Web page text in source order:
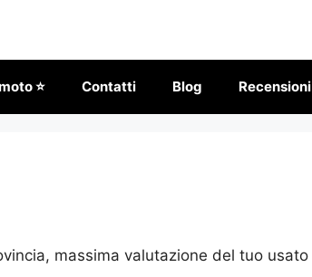
⭐ Contatti Blog Recensioni
massima valutazione del tuo usato